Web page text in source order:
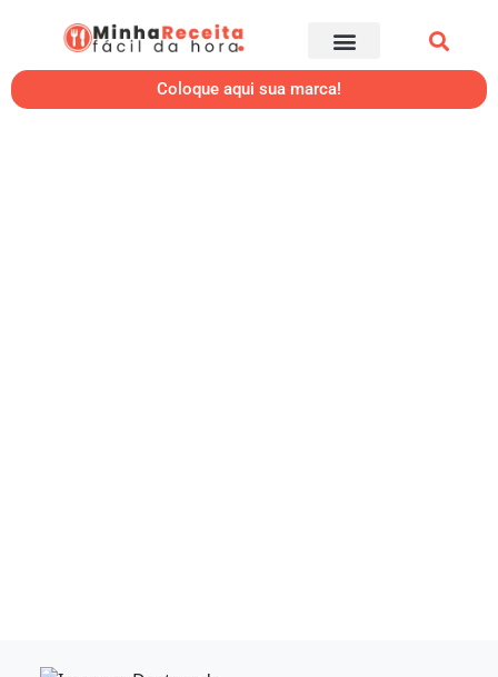
Coloque aqui sua marca!